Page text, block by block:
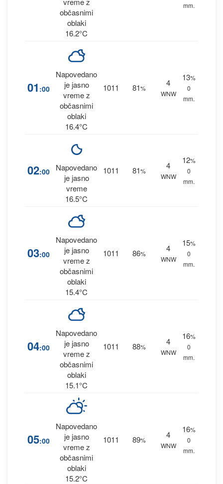
občasnimi
oblaki
16.2°C
mm.
01 :00
Napovedano
je jasno
vreme z
občasnimi
oblaki
16.4°C
1011 81%
4
WNW
13%
0
mm.
02:00
Napovedano
je jasno
vreme
16.5°C
1011 81%
4
WNW
12%
0
mm.
03:00
Napovedano
je jasno
vreme z
občasnimi
oblaki
15.4°C
1011 86%
4
WNW
15%
0
mm.
04:00
Napovedano
je jasno
vreme z
občasnimi
oblaki
15.1°C
1011 88%
4
WNW
16%
0
mm.
05:00
Napovedano
je jasno
vreme z
občasnimi
oblaki
15.2°C
1011 89%
4
WNW
16%
0
mm.